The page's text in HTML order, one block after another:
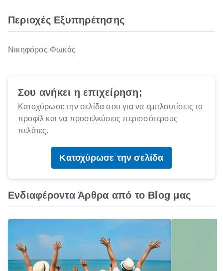
Περιοχές Εξυπηρέτησης
Νικηφόρος Φωκάς
Σου ανήκει η επιχείρηση;
Κατοχύρωσε την σελίδα σου για να εμπλουτίσεις το
προφίλ και να προσελκύσεις περισσότερους
πελάτες.
Κατοχύρωσε την σελίδα
Ενδιαφέροντα Άρθρα από το Blog μας